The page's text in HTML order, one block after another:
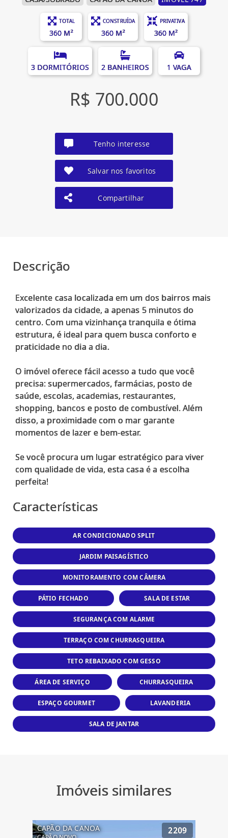
TOTAL
360 M²
CONSTRUÍDA
360 M²
PRIVATIVA
360 M²
3 DORMITÓRIOS 2 BANHEIROS 1 VAGA
R$ 700.000
Tenho interesse
Salvar nos favoritos
Compartilhar
Descrição
Excelente casa localizada em um dos bairros mais
valorizados da cidade, a apenas 5 minutos do
centro. Com uma vizinhança tranquila e ótima
estrutura, é ideal para quem busca conforto e
praticidade no dia a dia.
O imóvel oferece fácil acesso a tudo que você
precisa: supermercados, farmácias, posto de
saúde, escolas, academias, restaurantes,
shopping, bancos e posto de combustível. Além
disso, a proximidade com o mar garante
momentos de lazer e bem-estar.
Se você procura um lugar estratégico para viver
com qualidade de vida, esta casa é a escolha
Características
AR CONDICIONADO SPLIT
JARDIM PAISAGÍSTICO
MONITORAMENTO COM CÂMERA
PÁTIO FECHADO SALA DE ESTAR
SEGURANÇA COM ALARME
TERRAÇO COM CHURRASQUEIRA
TETO REBAIXADO COM GESSO
ÁREA DE SERVIÇO CHURRASQUEIRA
ESPAÇO GOURMET LAVANDERIA
SALA DE JANTAR
Imóveis similares
CAPÃO DA CANOA 2209